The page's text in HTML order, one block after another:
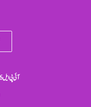
آئی پی ایل 2026